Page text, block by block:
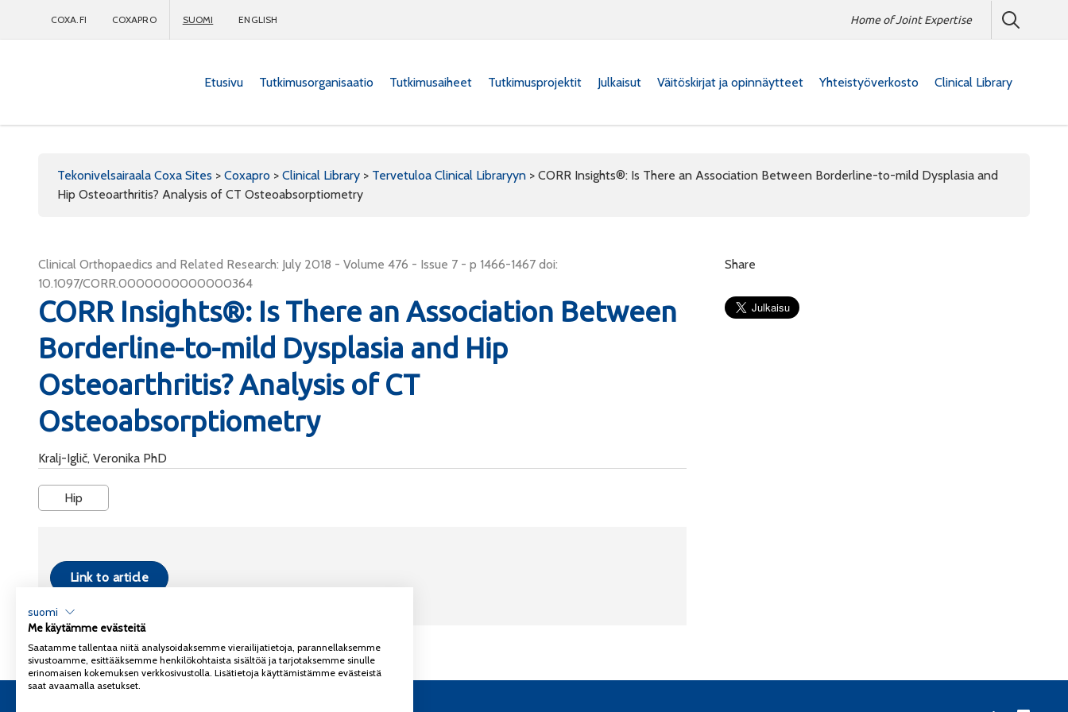
COXA.FI COXAPRO SUOMI ENGLISH Home of Joint Expertise
Etusivu Tutkimusorganisaatio Tutkimusaiheet Tutkimusprojektit Julkaisut Väitöskirjat ja opinnäytteet Yhteistyöverkosto Clinical Library
Tekonivelsairaala Coxa Sites > Coxapro > Clinical Library > Tervetuloa Clinical Libraryyn > CORR Insights®: Is There an Association Between Borderline-to-mild Dysplasia and
Hip Osteoarthritis? Analysis of CT Osteoabsorptiometry
Clinical Orthopaedics and Related Research: July 2018 - Volume 476 - Issue 7 - p 1466-1467 doi:
10.1097/CORR.0000000000000364
CORR Insights®: Is There an Association Between
Borderline-to-mild Dysplasia and Hip
Osteoarthritis? Analysis of CT
Osteoabsorptiometry
Kralj-Iglič, Veronika PhD
Hip
Link to article
Share
suomi
Me käytämme evästeitä
Saatamme tallentaa niitä analysoidaksemme vierailijatietoja, parannellaksemme
sivustoamme, esittääksemme henkilökohtaista sisältöä ja tarjotaksemme sinulle
erinomaisen kokemuksen verkkosivustolla. Lisätietoja käyttämistämme evästeistä
saat avaamalla asetukset.